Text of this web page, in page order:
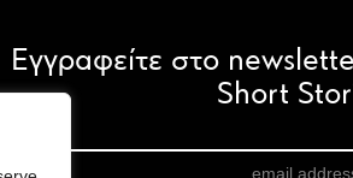
Εγγραφείτε στο
Short